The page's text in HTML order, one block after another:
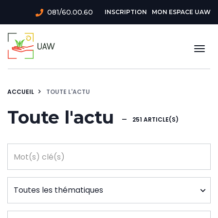
contenu
principal
081/60.00.60
Menu
du
de
INSCRIPTION MON ESPACE UAW
ACCUEIL TOUTE L'ACTU
Toute l'actu — 251 ARTICLE(S)